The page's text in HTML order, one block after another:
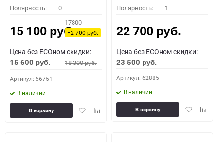
Полярность: 0
15 100 руб.
17800
−2 700руб.
Цена без ECOном скидки:
15 600 руб. 18 300руб.
Артикул: 66751
В наличии
ДобавитьДобавить
В корзину
Полярность: 1
22 700 руб.
Цена без ECOном скидки:
23 500 руб.
Артикул: 62885
В наличии
Добавить
В корзину